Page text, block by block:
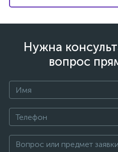
Нужна
вопрос